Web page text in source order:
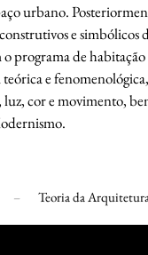
urbano.
e simbólicos
o programa de
e
cor e movimento,
Teoria da